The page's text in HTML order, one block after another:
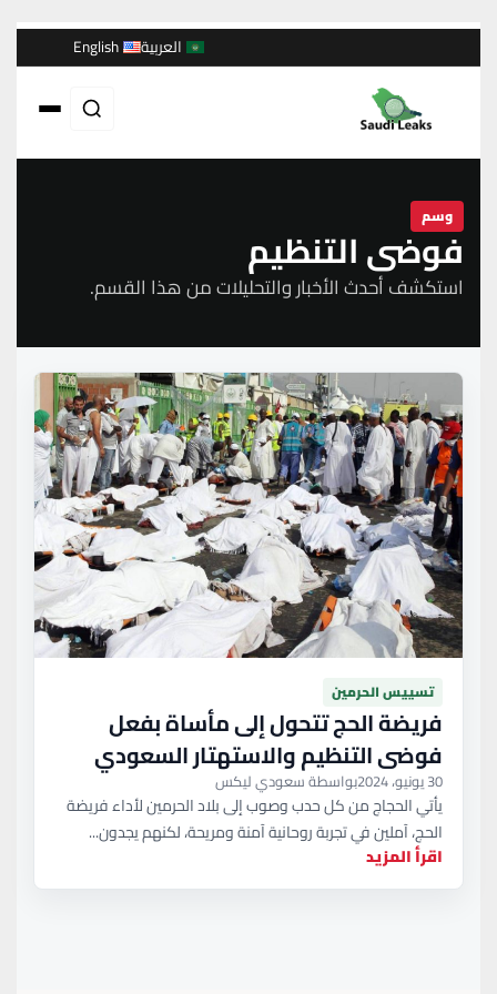
العربية English
وسم
فوضى التنظيم
استكشف أحدث الأخبار والتحليلات من هذا القسم.
تسييس الحرمين
فريضة الحج تتحول إلى مأساة بفعل
فوضى التنظيم والاستهتار السعودي
30 يونيو، 2024 بواسطة سعودي ليكس
يأتي الحجاج من كل حدب وصوب إلى بلاد الحرمين لأداء فريضة
الحج، آملين في تجربة روحانية آمنة ومريحة، لكنهم يجدون...
اقرأ المزيد